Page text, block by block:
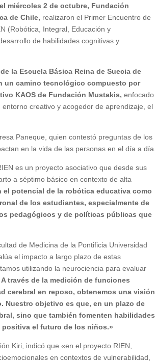
miércoles 2 de octubre, Fundación
de Chile, realizaron el Primer Encuentro de
(Robótica, Integral, Educación y
de habilidades cognitivas y
la Escuela Básica Reina de Suecia de
un camino tecnológico compuesto por
KAOS de Fundación Mustakis,enfocado
creativo y acogedor de aprendizaje, el
Paneque, quien contestó preguntas de los
en la vida de las personas en el día a día.
es un proyecto asociativo que desde sus
a séptimo básico en contexto de alta
potencial de la robótica educativa como
de los estudiantes, especialmente de
pedagógicos y de políticas públicas que
de Medicina de la Pontificia Universidad
el impacto a largo plazo de estas
utilizando la neurociencia para evaluar
A través de la medición de funciones
cerebral en reposo, obtenemos una visión
Nuestro objetivo es que, en un plazo de
sino que también fomenten habilidades
positiva el futuro de los niños.»
Kiri, indicó que «en el proyecto RIEN,
en contextos de vulnerabilidad,